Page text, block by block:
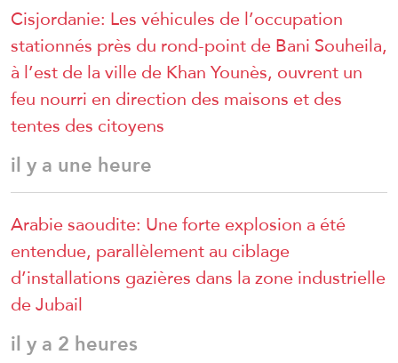
Cisjordanie: Les véhicules de l’occupation
stationnés près du rond-point de Bani Souheila,
à l’est de la ville de Khan Younès, ouvrent un
feu nourri en direction des maisons et des
tentes des citoyens
il y a une heure
Arabie saoudite: Une forte explosion a été
entendue, parallèlement au ciblage
d’installations gazières dans la zone industrielle
de Jubail
il y a 2 heures